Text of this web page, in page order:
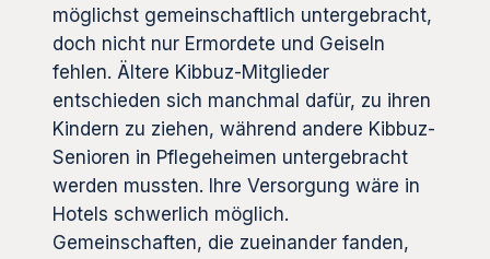
möglichst gemeinschaftlich untergebracht,
doch nicht nur Ermordete und Geiseln
fehlen. Ältere Kibbuz-Mitglieder
entschieden sich manchmal dafür, zu ihren
Kindern zu ziehen, während andere Kibbuz-
Senioren in Pflegeheimen untergebracht
werden mussten. Ihre Versorgung wäre in
Hotels schwerlich möglich.
Gemeinschaften, die zueinander fanden,